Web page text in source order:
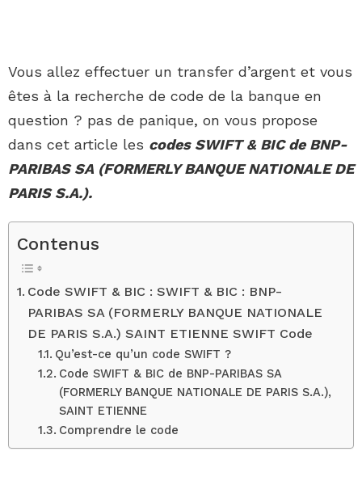
Vous allez effectuer un transfer d’argent et vous
êtes à la recherche de code de la banque en
question ? pas de panique, on vous propose
dans cet article les codes SWIFT & BIC de BNP-
PARIBAS SA (FORMERLY BANQUE NATIONALE DE
PARIS S.A.).
Contenus
Code SWIFT & BIC : SWIFT & BIC : BNP-
PARIBAS SA (FORMERLY BANQUE NATIONALE
DE PARIS S.A.) SAINT ETIENNE SWIFT Code
Qu’est-ce qu’un code SWIFT ?
Code SWIFT & BIC de BNP-PARIBAS SA
(FORMERLY BANQUE NATIONALE DE PARIS S.A.),
SAINT ETIENNE
Comprendre le code